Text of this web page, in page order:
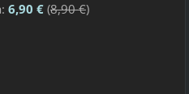
6,90 €(8,90 €)